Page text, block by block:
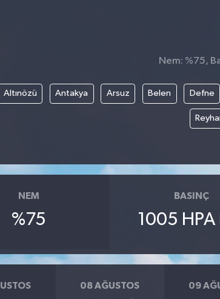
Nem: %75,
Altınözü Antakya Arsuz Belen Defne
NEM
%75
BASINÇ
1005 HPA
08 AĞUSTOS 09